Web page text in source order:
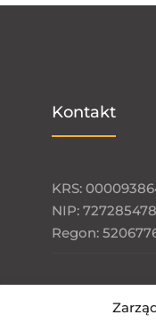
Kontakt
KRS:
NIP:
Regon: